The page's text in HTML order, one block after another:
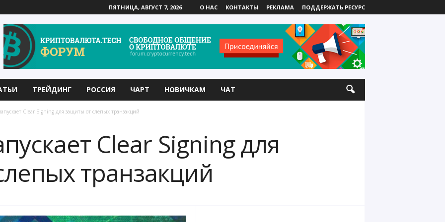
ПЯТНИЦА, АВГУСТ 7, 2026 О НАС КОНТАКТЫ РЕКЛАМА ПОДДЕРЖАТЬ РЕСУРС
ТРЕЙДИНГ РОССИЯ ЧАРТ НОВИЧКАМ ЧАТ
Clear Signing для защиты от слепых транзакций
Clear Signing для
транзакций